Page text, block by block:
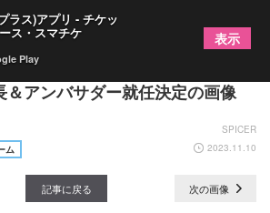
イドルマスター★♥ラブライブ！
＆アンバサダー就任決定の画像
SPICER
ム 2023.11.10
記事に戻る 次の画像
ラス)アプリ - チケッ
ス・スマチケ
Play
表示